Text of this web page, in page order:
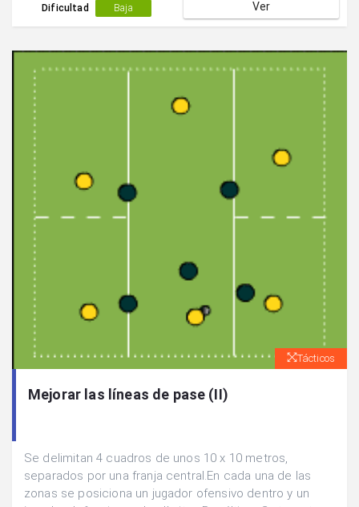
Dificultad Baja Ver
Tácticos
Mejorar las líneas de pase (II)
Se delimitan 4 cuadros de unos 10 x 10 metros,
separados por una franja central.En cada una de las
zonas se posiciona un jugador ofensivo dentro y un